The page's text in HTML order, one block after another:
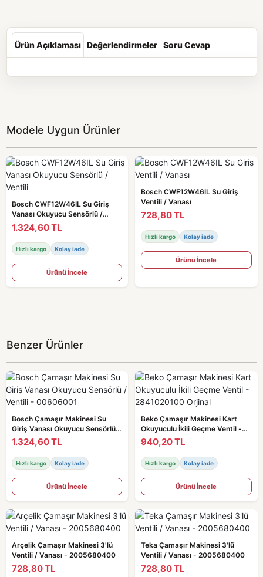
Ürün Açıklaması Değerlendirmeler Soru Cevap
Modele Uygun Ürünler
Bosch CWF12W46IL Su Giriş
Vanası Okuyucu Sensörlü /
Ventili
1.324,60 TL
Hızlı kargo Kolay iade
Ürünü İncele
Bosch CWF12W46IL Su Giriş
Ventili / Vanası
728,80 TL
Hızlı kargo Kolay iade
Ürünü İncele
Benzer Ürünler
Bosch Çamaşır Makinesi Su
Giriş Vanası Okuyucu Sensörlü /
Ventili - 00606001
1.324,60 TL
Hızlı kargo Kolay iade
Ürünü İncele
Beko Çamaşır Makinesi Kart
Okuyuculu İkili Geçme Ventil -
2841020100 Orjinal
940,20 TL
Hızlı kargo Kolay iade
Ürünü İncele
Arçelik Çamaşır Makinesi 3'lü
Ventili / Vanası - 2005680400
728,80 TL
Teka Çamaşır Makinesi 3'lü
Ventili / Vanası - 2005680400
728,80 TL